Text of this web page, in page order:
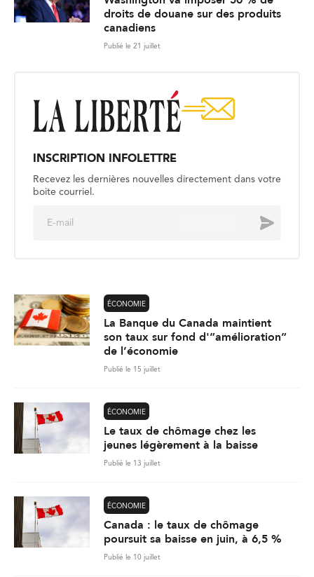
droits de douane sur des produits
canadiens
Publié le 21 juillet
INSCRIPTION INFOLETTRE
Recevez les dernières nouvelles directement dans votre
boite courriel.
Envoyer
ÉCONOMIE
La Banque du Canada maintient
son taux sur fond d'”amélioration”
de l’économie
Publié le 15 juillet
ÉCONOMIE
Le taux de chômage chez les
jeunes légèrement à la baisse
Publié le 13 juillet
ÉCONOMIE
Canada : le taux de chômage
poursuit sa baisse en juin, à 6,5 %
Publié le 10 juillet